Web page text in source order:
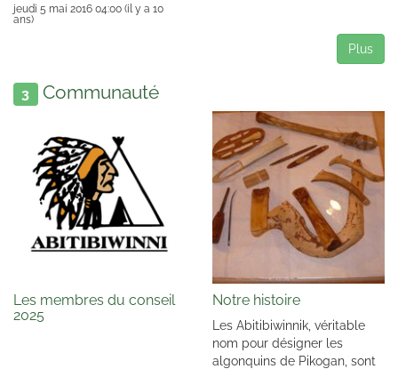
jeudi 5 mai 2016 04:00 (il y a 10
ans)
Plus
3 Communauté
Les membres du conseil
2025
Notre histoire
Les Abitibiwinnik, véritable
nom pour désigner les
algonquins de Pikogan, sont